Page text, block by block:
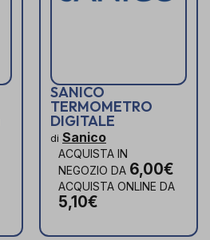
SANICO
TERMOMETRO
DIGITALE
di Sanico
ACQUISTA IN
NEGOZIO DA 6,00€
ACQUISTA ONLINE DA
5,10€